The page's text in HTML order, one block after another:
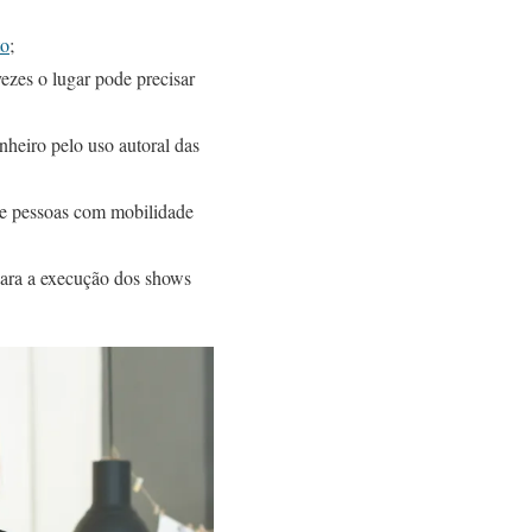
;
o lugar pode precisar
pelo uso autoral das
pessoas com mobilidade
a execução dos shows